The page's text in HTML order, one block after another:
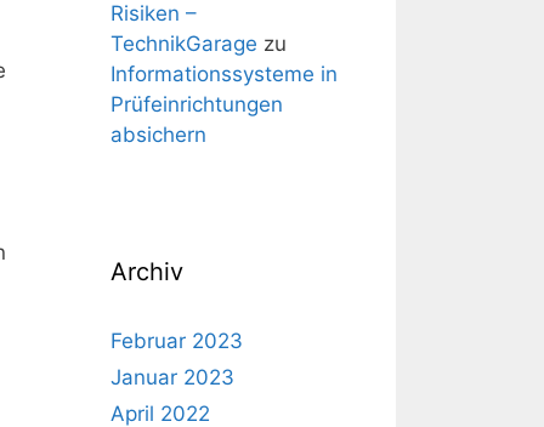
Risiken –
TechnikGarage zu
Informationssysteme in
Prüfeinrichtungen
absichern
Archiv
Februar 2023
Januar 2023
April 2022